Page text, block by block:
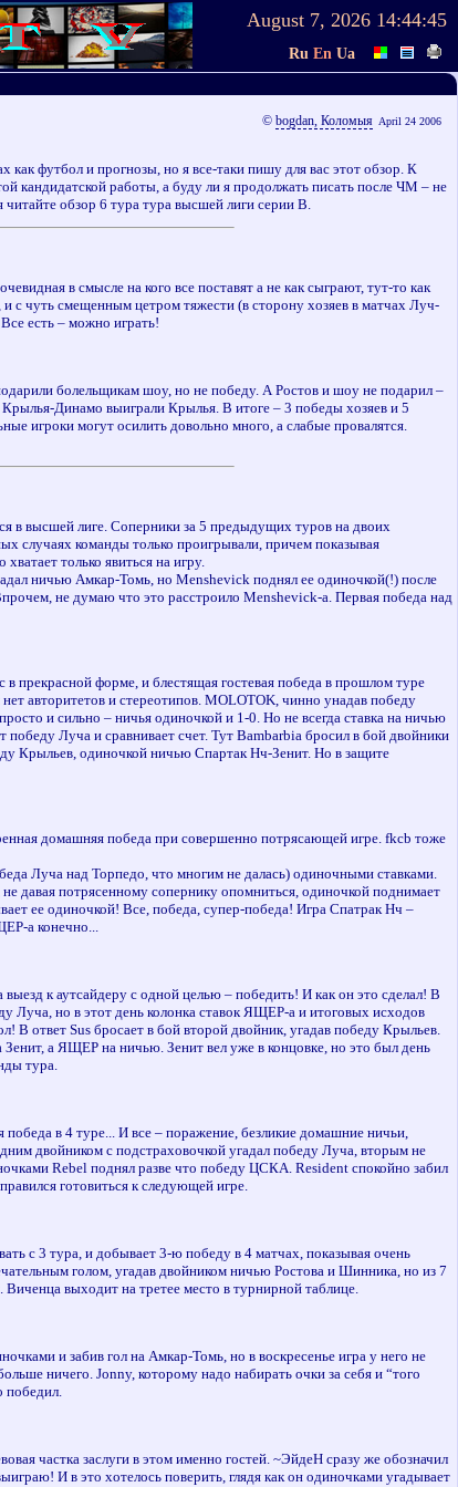
August 7, 2026 14:44:45
Ru En Ua
© bogdan, Коломыя April 24 2006
как футбол и прогнозы, но я все-таки пишу для вас этот обзор. К
кандидатской работы, а буду ли я продолжать писать после ЧМ – не
обзор 6 тура тура высшей лиги серии В.
в смысле на кого все поставят а не как сыграют, тут-то как
с чуть смещенным цетром тяжести (в сторону хозяев в матчах Луч-
есть – можно играть!
болельщикам шоу, но не победу. А Ростов и шоу не подарил –
Динамо выиграли Крылья. В итоге – 3 победы хозяев и 5
игроки могут осилить довольно много, а слабые провалятся.
в высшей лиге. Соперники за 5 предыдущих туров на двоих
случаях команды только проигрывали, причем показывая
только явиться на игру.
ничью Амкар-Томь, но Menshevick поднял ее одиночкой(!) после
не думаю что это расстроило Menshevick-а. Первая победа над
прекрасной форме, и блестящая гостевая победа в прошлом туре
авторитетов и стереотипов. MOLOTOK, чинно унадав победу
и сильно – ничья одиночкой и 1-0. Но не всегда ставка на ничью
Луча и сравнивает счет. Тут Bambarbia бросил в бой двойники
Крыльев, одиночкой ничью Спартак Нч-Зенит. Но в защите
домашняя победа при совершенно потрясающей игре. fkcb тоже
Луча над Торпедо, что многим не далась) одиночными ставками.
давая потрясенному сопернику опомниться, одиночкой поднимает
ее одиночкой! Все, победа, супер-победа! Игра Спатрак Нч –
а конечно...
к аутсайдеру с одной целью – победить! И как он это сделал! В
Луча, но в этот день колонка ставок ЯЩЕР-а и итоговых исходов
ответ Sus бросает в бой второй двойник, угадав победу Крыльев.
а ЯЩЕР на ничью. Зенит вел уже в концовке, но это был день
тура.
в 4 туре... И все – поражение, безликие домашние ничьи,
двойником с подстраховочкой угадал победу Луча, вторым не
Rebel поднял разве что победу ЦСКА. Resident спокойно забил
готовиться к следующей игре.
с 3 тура, и добывает 3-ю победу в 4 матчах, показывая очень
голом, угадав двойником ничью Ростова и Шинника, но из 7
выходит на третее место в турнирной таблице.
и забив гол на Амкар-Томь, но в воскресенье игра у него не
ничего. Jonny, которому надо набирать очки за себя и “того
победил.
частка заслуги в этом именно гостей. ~ЭйдеН сразу же обозначил
И в это хотелось поверить, глядя как он одиночками угадывает